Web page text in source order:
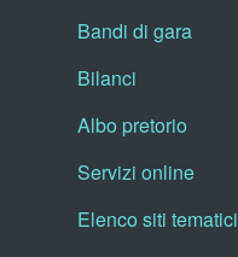
Bandi di gara
Bilanci
Albo pretorio
Servizi online
Elenco siti tematici